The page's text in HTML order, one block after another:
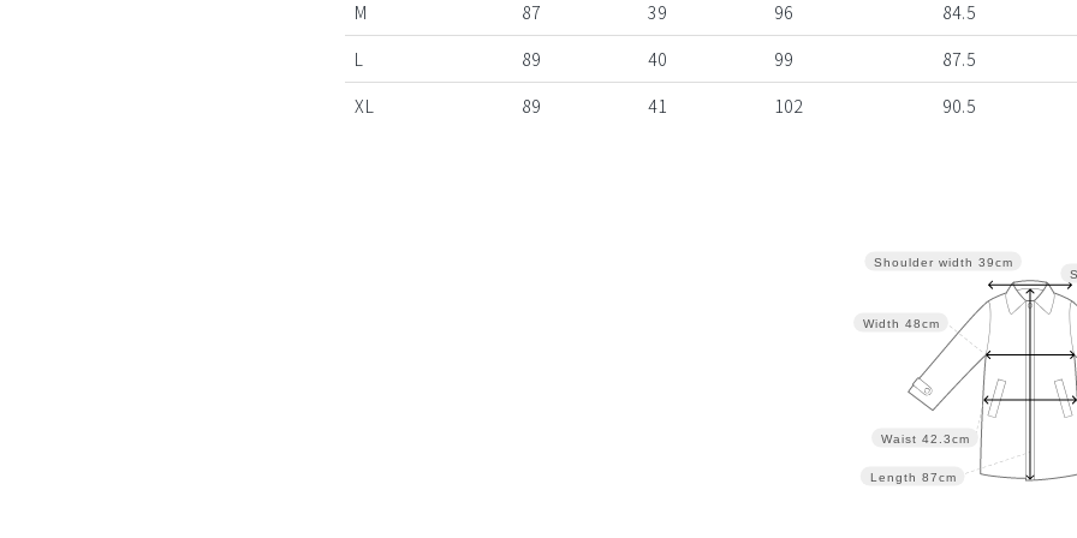
M 87 39 96
84.5
L
89 40 99
87.5
XL
89 41 102 90.5
Length 87cm
Waist 42.3cm
Width 48cm
Shoulder width 39cm